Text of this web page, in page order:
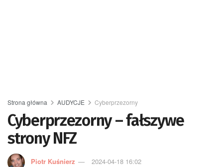
Strona główna AUDYCJE Cyberprzezorny
Cyberprzezorny – fałszywe
strony NFZ
Piotr Kuśnierz 2024-04-18 16:02